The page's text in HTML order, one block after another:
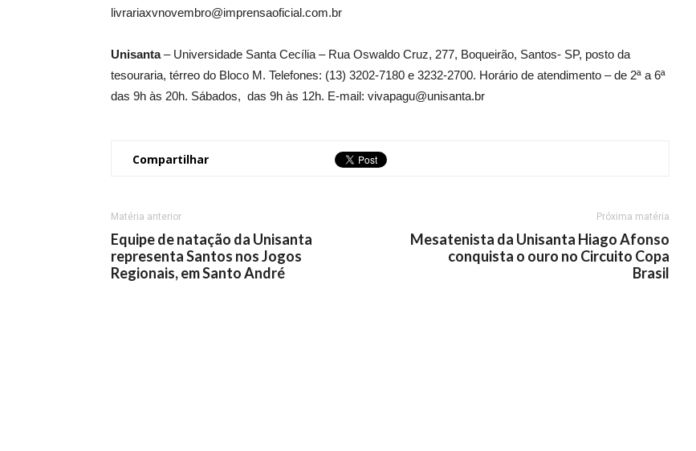
livrariaxvnovembro@imprensaoficial.com.br
Unisanta– Universidade Santa Cecília – Rua Oswaldo Cruz, 277, Boqueirão, Santos- SP, posto da
tesouraria, térreo do Bloco M. Telefones: (13) 3202-7180 e 3232-2700. Horário de atendimento – de 2ª a 6ª
das 9h às 20h. Sábados, das 9h às 12h. E-mail: vivapagu@unisanta.br
Compartilhar
Matéria anterior
Equipe de natação da Unisanta
representa Santos nos Jogos
Regionais, em Santo André
Próxima matéria
Mesatenista da Unisanta Hiago Afonso
conquista o ouro no Circuito Copa
Brasil